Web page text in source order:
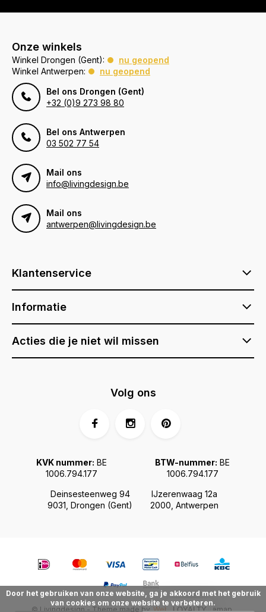
Onze winkels
Winkel Drongen (Gent):
nu geopend
Winkel Antwerpen:
nu geopend
Bel ons Drongen (Gent)
+32 (0)9 273 98 80
Bel ons Antwerpen
03 502 77 54
Mail ons
info@livingdesign.be
Mail ons
antwerpen@livingdesign.be
Klantenservice
Informatie
Acties die je niet wil missen
Deinsesteenweg 94
9031, Drongen (Gent)
IJzerenwaag 12a
2000, Antwerpen
KVK nummer: BE
1006.794.177
BTW-nummer: BE
1006.794.177
Volg ons
© Livingdesign - Theme made by Webdinge.nl Sitemap
Door het gebruiken van onze website, ga je akkoord met het gebruik
van cookies om onze website te verbeteren.
LOYALTY